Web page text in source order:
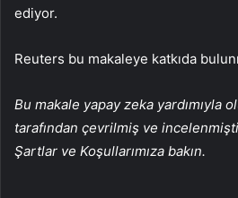
ediyor.
Reuters bu makaleye katkıda
Bu makale yapay zeka yardımıyla
tarafından çevrilmiş ve
Şartlar ve Koşullarımıza bakın.